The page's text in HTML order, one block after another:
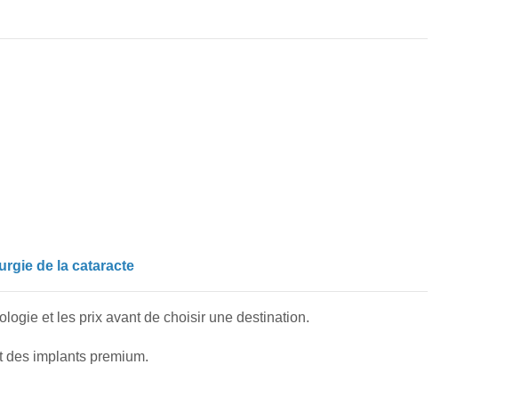
de la cataracte
et les prix avant de choisir une destination.
des implants premium.